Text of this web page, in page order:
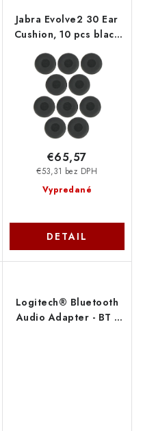
Jabra Evolve2 30 Ear
Cushion, 10 pcs black
Vypredané
€53,31 bez DPH
€65,57
DETAIL
Logitech® Bluetooth
Audio Adapter - BT -